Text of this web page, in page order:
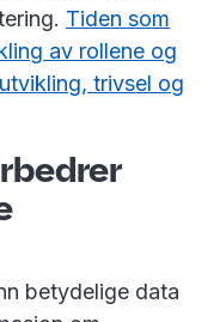
Tiden som
av rollene og
trivsel og
betydelige data